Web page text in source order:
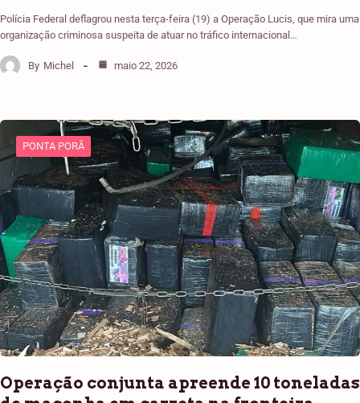
Polícia Federal deflagrou nesta terça-feira (19) a Operação Lucis, que mira uma
organização criminosa suspeita de atuar no tráfico internacional…
By Michel maio 22, 2026
PONTA PORÃ
Operação conjunta apreende 10 toneladas